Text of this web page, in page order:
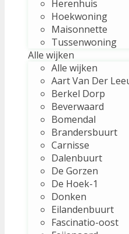
Herenhuis
Hoekwoning
Maisonnette
Tussenwoning
Alle wijken
Alle wijken
Aart Van Der
Berkel Dorp
Beverwaard
Bomendal
Brandersbuurt
Carnisse
Dalenbuurt
De Gorzen
De Hoek-1
Donken
Eilandenbuurt
Fascinatio-oost